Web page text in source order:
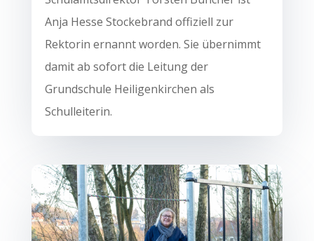
Anja Hesse Stockebrand offiziell zur
Rektorin ernannt worden. Sie übernimmt
damit ab sofort die Leitung der
Grundschule Heiligenkirchen als
Schulleiterin.